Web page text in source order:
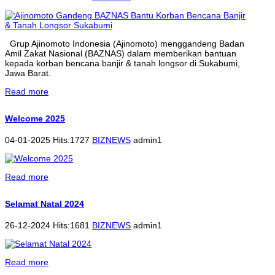
Grup Ajinomoto Indonesia (Ajinomoto) menggandeng Badan
Amil Zakat Nasional (BAZNAS) dalam memberikan bantuan
kepada korban bencana banjir & tanah longsor di Sukabumi,
Jawa Barat.
Read more
Welcome 2025
04-01-2025 Hits:1727 BIZNEWS admin1
Read more
Selamat Natal 2024
26-12-2024 Hits:1681 BIZNEWS admin1
Read more